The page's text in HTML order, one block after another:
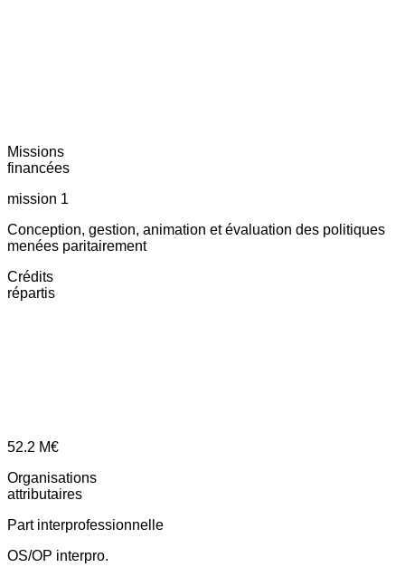
Missions
financées
mission 1
Conception, gestion, animation et évaluation des politiques
menées paritairement
Crédits
répartis
52.2 M€
Organisations
attributaires
Part interprofessionnelle
OS/OP interpro.